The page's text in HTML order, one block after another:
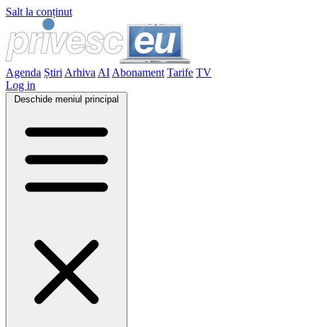
Salt la conținut
Agenda Știri Arhiva AI Abonament Tarife TV
Log in
Deschide meniul principal